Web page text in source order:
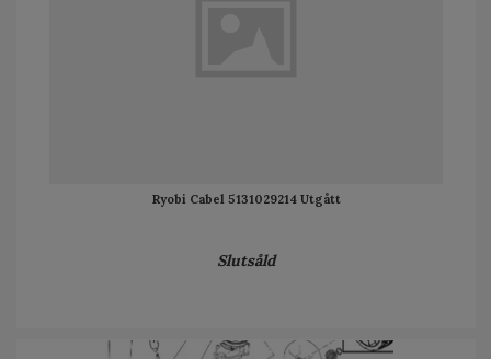
Ryobi Cabel 5131029214 Utgått
Slutsåld